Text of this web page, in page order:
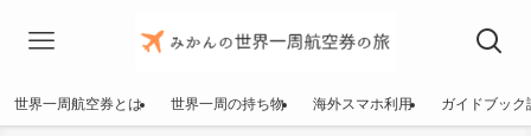
世界一周航空券とは 世界一周の持ち物 海外スマホ利用 ガイドブック